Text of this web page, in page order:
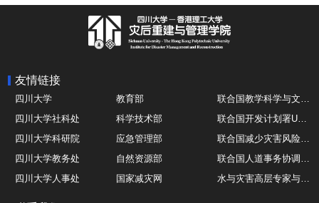
友情链接
四川大学 教育部
联合国教学科学与文化组织UNESCO
四川大学社科处
科学技术部
联合国开发计划署UNDP
四川大学科研院
应急管理部
联合国减少灾害风险办公室UNDRR
四川大学教务处
自然资源部
联合国人道事务协调厅OCHA
四川大学人事处
国家减灾网
水与灾害高层专家与领导组 HELP